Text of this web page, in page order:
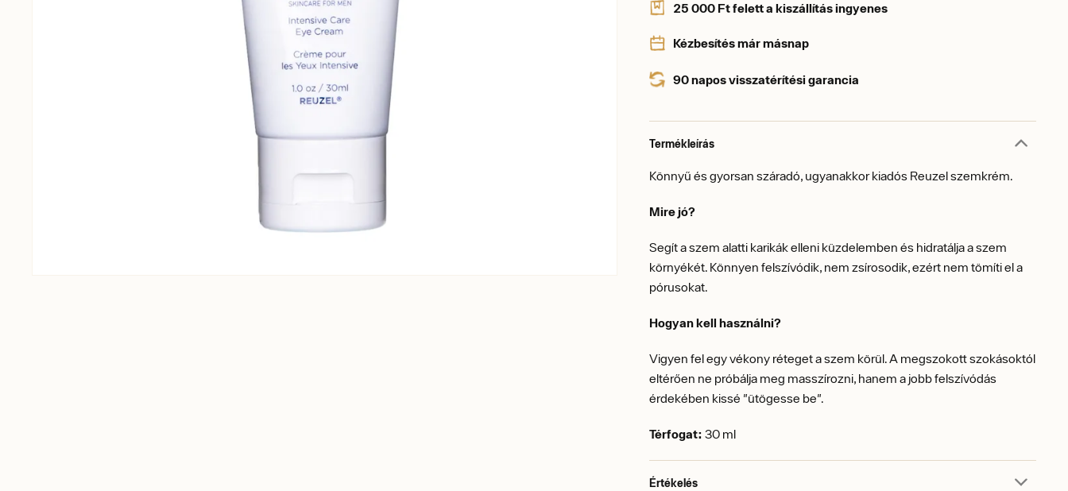
25 000 Ft felett a kiszállítás ingyenes
Kézbesítés már másnap
90 napos visszatérítési garancia
Termékleírás
Könnyű és gyorsan száradó, ugyanakkor kiadós Reuzel szemkrém.
Mire jó?
Segít a szem alatti karikák elleni küzdelemben és hidratálja a szem
környékét. Könnyen felszívódik, nem zsírosodik, ezért nem tömíti el a
pórusokat.
Hogyan kell használni?
Vigyen fel egy vékony réteget a szem körül. A megszokott szokásoktól
eltérően ne próbálja meg masszírozni, hanem a jobb felszívódás
érdekében kissé "ütögesse be".
Térfogat: 30 ml
Értékelés